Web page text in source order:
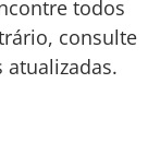
todos
consulte